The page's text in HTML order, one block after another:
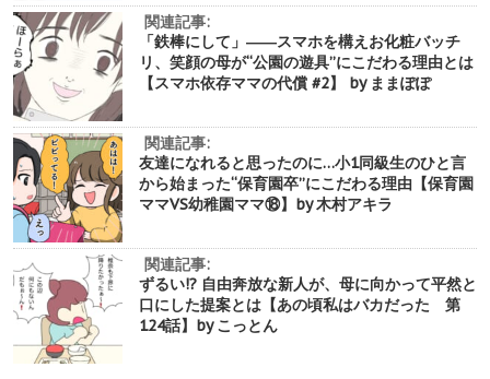
関連記事:
「鉄棒にして」――スマホを構えお化粧バッチ
リ、笑顔の母が“公園の遊具”にこだわる理由とは
【スマホ依存ママの代償 #2】 by ままぽぽ
関連記事:
友達になれると思ったのに…小1同級生のひと言
から始まった“保育園卒”にこだわる理由【保育園
ママVS幼稚園ママ⑱】by 木村アキラ
関連記事:
ずるい!? 自由奔放な新人が、母に向かって平然と
口にした提案とは【あの頃私はバカだった 第
124話】by こっとん